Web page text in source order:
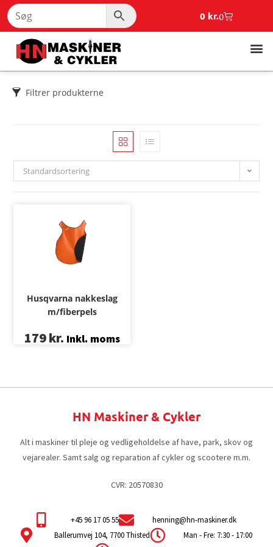
0 kr.0
Filtrer produkterne
Standardsortering
Husqvarna nakkeslag
m/fiberpels
179kr. Inkl. moms
HN Maskiner & Cykler
Alt i maskiner til pleje og vedligeholdelse af have, park, skov og
vejarealer. Samt salg og reparation af cykler og scootere m.m.
CVR: 20570830
+45 96 17 05 55
henning@hn-maskiner.dk
Ballerumvej 104, 7700 Thisted
Man - Fre: 7:30 - 17:00